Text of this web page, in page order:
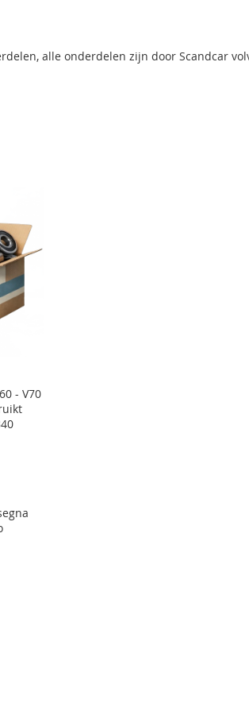
alle onderdelen zijn door Scandcar
- V70